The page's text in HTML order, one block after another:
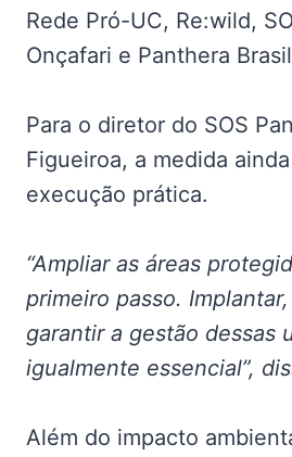
Rede Pró-UC, Re:wild,
Onçafari e Panthera
Para o diretor do SOS
Figueiroa, a medida
execução prática.
“Ampliar as áreas
primeiro passo.
garantir a gestão dessas
igualmente essencial”,
Além do impacto